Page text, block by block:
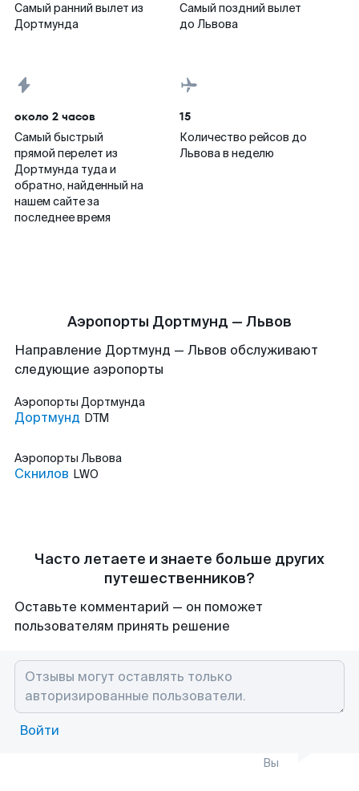
Самый ранний вылет из
Дортмунда
Самый поздний вылет
до Львова
около 2 часов
Самый быстрый
прямой перелет из
Дортмунда туда и
обратно, найденный на
нашем сайте за
последнее время
15
Количество рейсов до
Львова в неделю
Аэропорты Дортмунд — Львов
Направление Дортмунд — Львов обслуживают
следующие аэропорты
Аэропорты Дортмунда
Дортмунд DTM
Аэропорты Львова
Скнилов LWO
Часто летаете и знаете больше других
путешественников?
Оставьте комментарий — он поможет
пользователям принять решение
Войти
Вы